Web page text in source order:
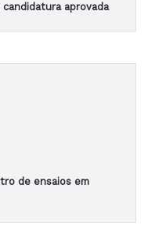
aprovada
de ensaios em